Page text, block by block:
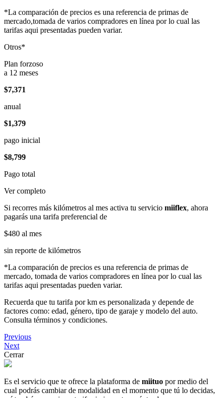
*La comparación de precios es una referencia de primas de
mercado,tomada de varios compradores en línea por lo cual las
tarifas aqui presentadas pueden variar.
Otros*
Plan forzoso
a 12 meses
$7,371
anual
$1,379
pago inicial
$8,799
Pago total
Ver completo
Si recorres más kilómetros al mes activa tu servicio miiflex, ahora
pagarás una tarifa preferencial de
$480 al mes
sin reporte de kilómetros
*La comparación de precios es una referencia de primas de
mercado, tomada de varios compradores en línea por lo cual las
tarifas aqui presentadas pueden variar.
Recuerda que tu tarifa por km es personalizada y depende de
factores como: edad, género, tipo de garaje y modelo del auto.
Consulta términos y condiciones.
Previous
Next
Cerrar
Es el servicio que te ofrece la plataforma de miituo por medio del
cual podrás cambiar de modalidad en el momento que tú lo decidas,